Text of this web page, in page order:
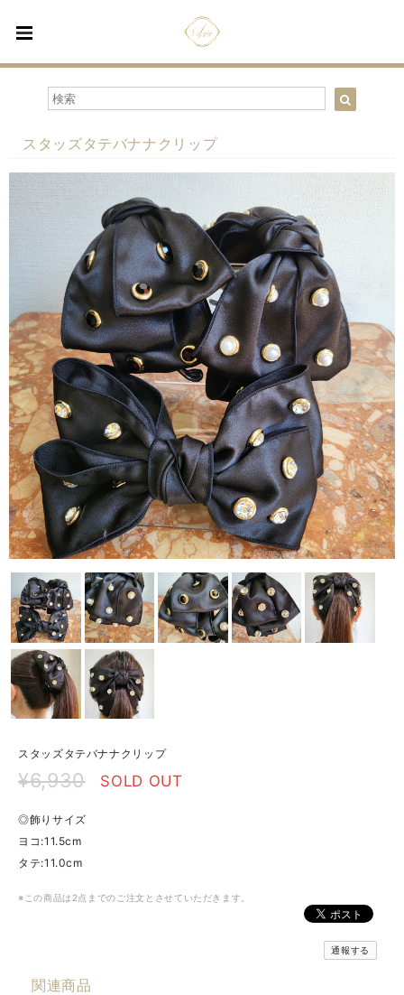
スタッズタテバナナクリップ
スタッズタテバナナクリップ
¥6,930 SOLD OUT
◎飾りサイズ
ヨコ:11.5cm
タテ:11.0cm
※この商品は2点までのご注文とさせていただきます。
通報する
関連商品